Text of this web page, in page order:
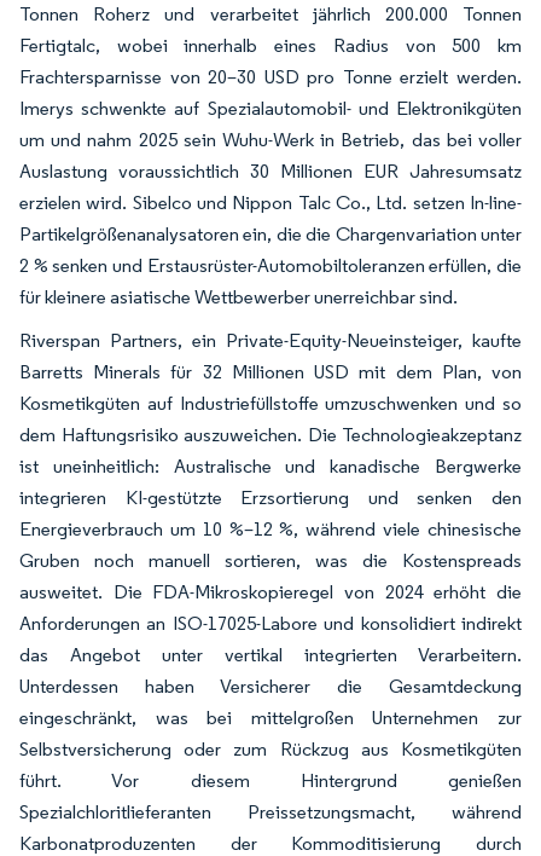
Tonnen Roherz und verarbeitet jährlich 200.000 Tonnen
Fertigtalc, wobei innerhalb eines Radius von 500 km
Frachtersparnisse von 20–30 USD pro Tonne erzielt werden.
Imerys schwenkte auf Spezialautomobil- und Elektronikgüten
um und nahm 2025 sein Wuhu-Werk in Betrieb, das bei voller
Auslastung voraussichtlich 30 Millionen EUR Jahresumsatz
erzielen wird. Sibelco und Nippon Talc Co., Ltd. setzen In-line-
Partikelgrößenanalysatoren ein, die die Chargenvariation unter
2 % senken und Erstausrüster-Automobiltoleranzen erfüllen, die
für kleinere asiatische Wettbewerber unerreichbar sind.
Riverspan Partners, ein Private-Equity-Neueinsteiger, kaufte
Barretts Minerals für 32 Millionen USD mit dem Plan, von
Kosmetikgüten auf Industriefüllstoffe umzuschwenken und so
dem Haftungsrisiko auszuweichen. Die Technologieakzeptanz
ist uneinheitlich: Australische und kanadische Bergwerke
integrieren KI-gestützte Erzsortierung und senken den
Energieverbrauch um 10 %–12 %, während viele chinesische
Gruben noch manuell sortieren, was die Kostenspreads
ausweitet. Die FDA-Mikroskopieregel von 2024 erhöht die
Anforderungen an ISO-17025-Labore und konsolidiert indirekt
das Angebot unter vertikal integrierten Verarbeitern.
Unterdessen haben Versicherer die Gesamtdeckung
eingeschränkt, was bei mittelgroßen Unternehmen zur
Selbstversicherung oder zum Rückzug aus Kosmetikgüten
führt. Vor diesem Hintergrund genießen
Spezialchloritlieferanten Preissetzungsmacht, während
Karbonatproduzenten der Kommoditisierung durch